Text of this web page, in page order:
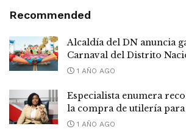
Recommended
Alcaldía del DN anuncia
Carnaval del Distrito
1 AÑO AGO
Especialista enumera
la compra de utilería para
1 AÑO AGO